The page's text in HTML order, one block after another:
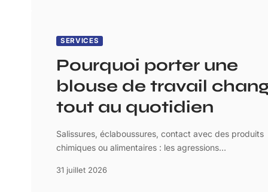
SERVICES
Pourquoi porter une
blouse de travail
tout au quotidien
Salissures, éclaboussures, contact avec des produits
chimiques ou alimentaires : les agressions…
31 juillet 2026